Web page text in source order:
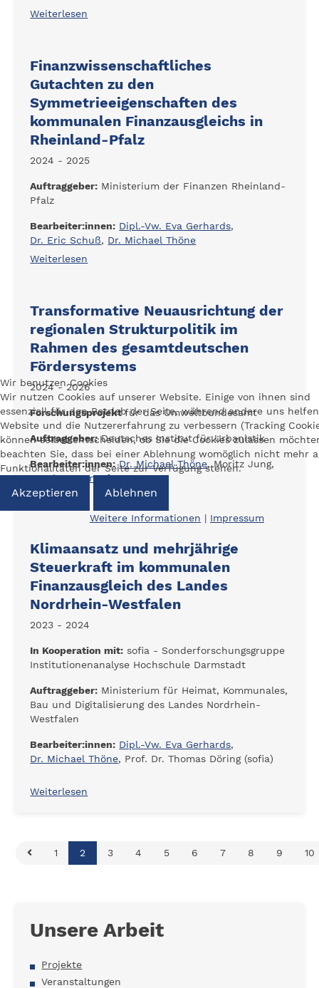
Weiterlesen
Finanzwissenschaftliches
Gutachten zu den
Symmetrieeigenschaften des
kommunalen Finanzausgleichs in
Rheinland-Pfalz
2024 - 2025
Auftraggeber: Ministerium der Finanzen Rheinland-
Pfalz
Bearbeiter:innen: Dipl.-Vw. Eva Gerhards,
Dr. Eric Schuß, Dr. Michael Thöne
Weiterlesen
Transformative Neuausrichtung der
regionalen Strukturpolitik im
Rahmen des gesamtdeutschen
Fördersystems
2024 - 2026
Forschungsprojektfür das Umweltbundesamt
Auftraggeber:Deutsches Institut für Urbanistik
Bearbeiter:innen: Dr. Michael Thöne, Moritz Jung,
Roschan Monsef
Weiterlesen
Klimaansatz und mehrjährige
Steuerkraft im kommunalen
Finanzausgleich des Landes
Nordrhein-Westfalen
2023 - 2024
In Kooperation mit: sofia - Sonderforschungsgruppe
Institutionenanalyse Hochschule Darmstadt
Auftraggeber: Ministerium für Heimat, Kommunales,
Bau und Digitalisierung des Landes Nordrhein-
Westfalen
Bearbeiter:innen: Dipl.-Vw. Eva Gerhards,
Dr. Michael Thöne, Prof. Dr. Thomas Döring (sofia)
Weiterlesen
1 2 3 4 5 6 7 8 9 10
Unsere Arbeit
Projekte
Veranstaltungen
Wir benutzen Cookies
Wir nutzen Cookies auf unserer Website. Einige von ihnen sind
essenziell für den Betrieb der Seite, während andere uns
Website und die Nutzererfahrung zu verbessern (Tracking
können selbst entscheiden, ob Sie die Cookies zulassen
beachten Sie, dass bei einer Ablehnung womöglich nicht mehr
Funktionalitäten der Seite zur Verfügung stehen.
Akzeptieren Ablehnen
Weitere Informationen | Impressum